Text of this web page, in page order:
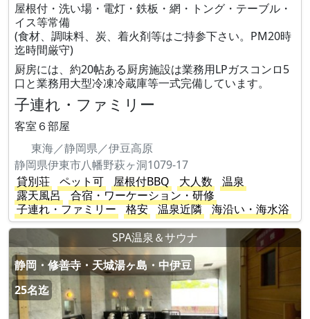
屋根付・洗い場・電灯・鉄板・網・トング・テーブル・
イス等常備
(食材、調味料、炭、着火剤等はご持参下さい。PM20時
迄時間厳守)
厨房には、約20帖ある厨房施設は業務用LPガスコンロ5
口と業務用大型冷凍冷蔵庫等一式完備しています。
子連れ・ファミリー
客室６部屋
東海／静岡県／伊豆高原
静岡県伊東市八幡野萩ヶ洞1079-17
貸別荘
ペット可 屋根付BBQ 大人数
温泉
露天風呂
合宿・ワーケーション・研修
子連れ・ファミリー
格安 温泉近隣
海沿い・海水浴
SPA温泉＆サウナ
静岡・修善寺・天城湯ヶ島・中伊豆
25名迄